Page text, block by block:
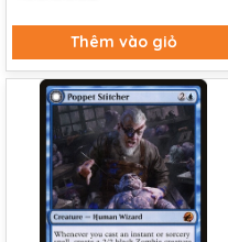
Thêm vào giỏ